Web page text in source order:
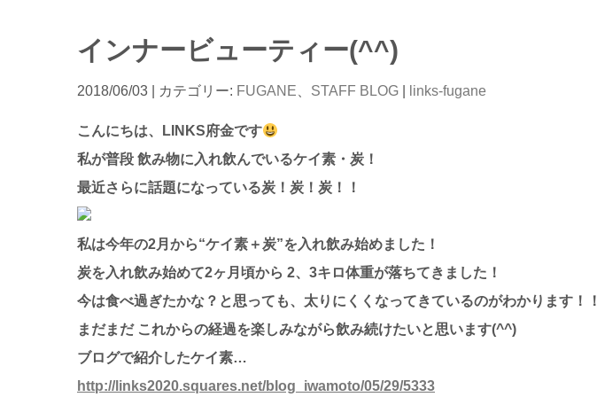
インナービューティー(^^)
2018/06/03 | カテゴリー: FUGANE STAFF BLOG links-fugane
こんにちは、LINKS府金です
私が普段 飲み物に入れ飲んでいるケイ素・炭！
最近さらに話題になっている炭！炭！炭！！
私は今年の2月から“ケイ素＋炭”を入れ飲み始めました！
炭を入れ飲み始めて2ヶ月頃から 2、3キロ体重が落ちてきました！
今は食べ過ぎたかな？と思っても、太りにくくなってきているのがわかります！！
まだまだ これからの経過を楽しみながら飲み続けたいと思います(^^)
ブログで紹介したケイ素…
http://links2020.squares.net/blog_iwamoto/05/29/5333